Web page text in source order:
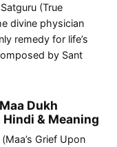
(True
divine physician
remedy for life’s
by Sant
Dukh
& Meaning
(Maa’s Grief Upon